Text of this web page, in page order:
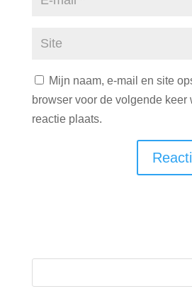
Mijn naam, e-mail en site
browser voor de volgende keer
reactie plaats.